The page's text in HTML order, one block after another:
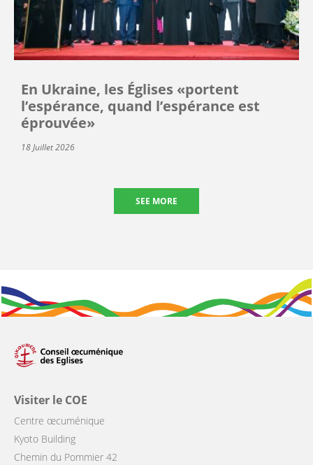
En Ukraine, les Églises «portent
l’espérance, quand l’espérance est
éprouvée»
18 Juillet 2026
SEE MORE
Visiter le COE
Centre œcuménique
Kyoto Building
Chemin du Pommier 42